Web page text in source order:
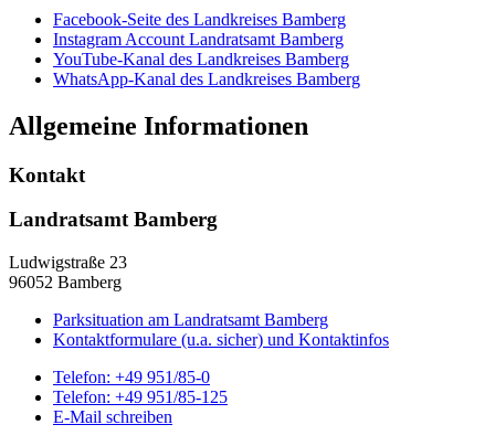
Facebook-Seite des Landkreises Bamberg
Instagram Account Landratsamt Bamberg
YouTube-Kanal des Landkreises Bamberg
WhatsApp-Kanal des Landkreises Bamberg
Allgemeine Informationen
Kontakt
Landratsamt Bamberg
Ludwigstraße 23
96052 Bamberg
Parksituation am Landratsamt Bamberg
Kontaktformulare (u.a. sicher) und Kontaktinfos
Telefon: +49 951/85-0
Telefon: +49 951/85-125
E-Mail schreiben